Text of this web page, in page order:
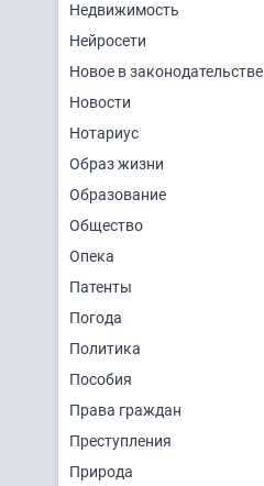
Недвижимость
Нейросети
Новое в законодательстве
Новости
Нотариус
Образ жизни
Образование
Общество
Опека
Патенты
Погода
Политика
Пособия
Права граждан
Преступления
Природа